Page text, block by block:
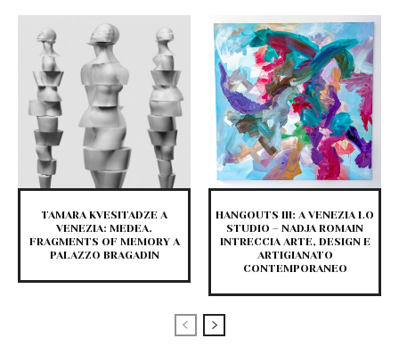
TAMARA KVESITADZE A
VENEZIA: MEDEA.
FRAGMENTS OF MEMORY A
PALAZZO BRAGADIN
HANGOUTS III: A VENEZIA LO
STUDIO – NADJA ROMAIN
INTRECCIA ARTE, DESIGN E
ARTIGIANATO
CONTEMPORANEO